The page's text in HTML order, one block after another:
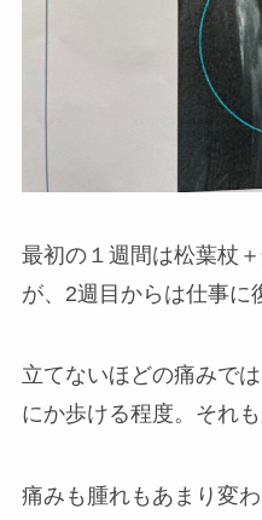
最初の１週間は松葉杖
が、2週目からは仕事に
立てないほどの痛みで
にか歩ける程度。それ
痛みも腫れもあまり変